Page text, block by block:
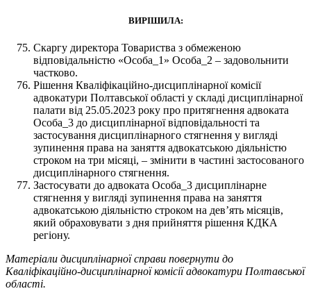
ВИРІШИЛА:
Скаргу директора Товариства з обмеженою
відповідальністю «Особа_1» Особа_2 – задовольнити
частково.
Рішення Кваліфікаційно-дисциплінарної комісії
адвокатури Полтавської області у складі дисциплінарної
палати від 25.05.2023 року про притягнення адвоката
Особа_3 до дисциплінарної відповідальності та
застосування дисциплінарного стягнення у вигляді
зупинення права на заняття адвокатською діяльністю
строком на три місяці, – змінити в частині застосованого
дисциплінарного стягнення.
Застосувати до адвоката Особа_3 дисциплінарне
стягнення у вигляді зупинення права на заняття
адвокатською діяльністю строком на дев’ять місяців,
який обраховувати з дня прийняття рішення КДКА
регіону.
Матеріали дисциплінарної справи повернути до
Кваліфікаційно-дисциплінарної комісії адвокатури Полтавської
області.